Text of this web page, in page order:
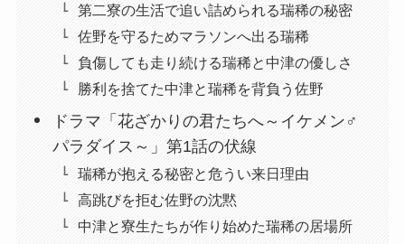
第二寮の生活で追い詰められる瑞稀の秘密
佐野を守るためマラソンへ出る瑞稀
負傷しても走り続ける瑞稀と中津の優しさ
勝利を捨てた中津と瑞稀を背負う佐野
ドラマ「花ざかりの君たちへ～イケメン♂
パラダイス～」第1話の伏線
瑞稀が抱える秘密と危うい来日理由
高跳びを拒む佐野の沈黙
中津と寮生たちが作り始めた瑞稀の居場所